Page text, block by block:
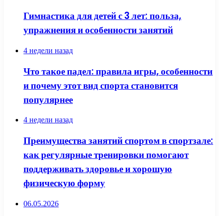
Гимнастика для детей с 3 лет: польза,
упражнения и особенности занятий
4 недели назад
Что такое падел: правила игры, особенности
и почему этот вид спорта становится
популярнее
4 недели назад
Преимущества занятий спортом в спортзале:
как регулярные тренировки помогают
поддерживать здоровье и хорошую
физическую форму
06.05.2026